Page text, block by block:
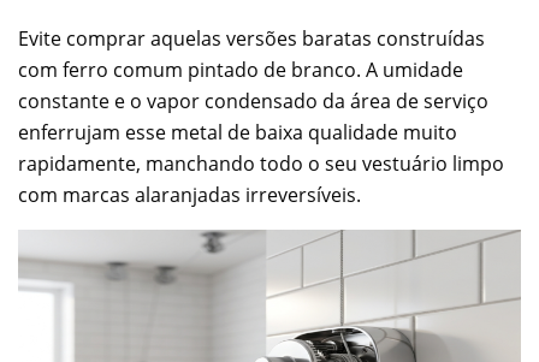
Evite comprar aquelas versões baratas construídas
com ferro comum pintado de branco. A umidade
constante e o vapor condensado da área de serviço
enferrujam esse metal de baixa qualidade muito
rapidamente, manchando todo o seu vestuário limpo
com marcas alaranjadas irreversíveis.